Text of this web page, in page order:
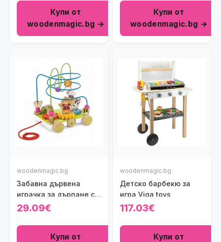
Купи от
woodenmagic.bg →
Купи от
woodenmagic.bg →
woodenmagic.bg
Забавна дървена
играчка за дърпане с
активности
29.09€
Купи от
woodenmagic.bg
Детско барбекю за
игра Viga toys
117.03€
Купи от